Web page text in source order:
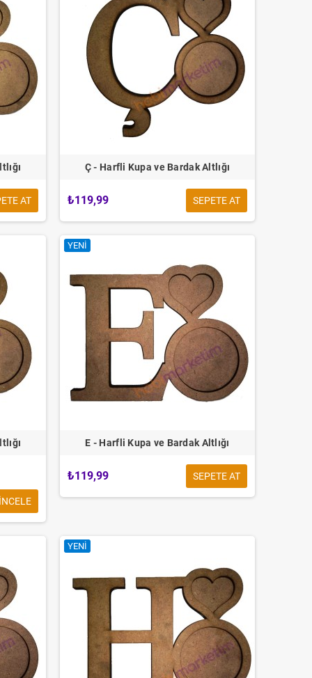
AT
Ç - Harfli Kupa ve Bardak Altlığı
₺119,99 SEPETE AT
INCELE
YENI
E - Harfli Kupa ve Bardak Altlığı
₺119,99 SEPETE AT
YENI